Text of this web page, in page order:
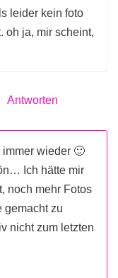
leider kein foto
oh ja, mir scheint,
Antworten
wieder 🙂
Ich hätte mir
noch mehr Fotos
gemacht zu
nicht zum letzten